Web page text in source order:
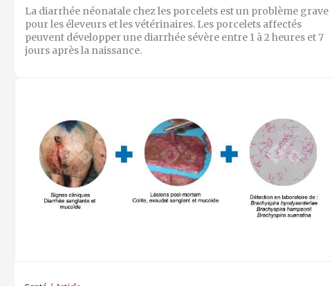
La diarrhée néonatale chez les porcelets est un problème grave
pour les éleveurs et les vétérinaires. Les porcelets affectés
peuvent développer une diarrhée sévère entre 1 à 2 heures et 7
jours après la naissance.